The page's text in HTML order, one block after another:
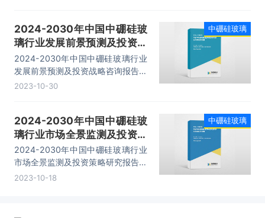
2024-2030年中国中硼硅玻
璃行业发展前景预测及投资战
略咨询报告
2024-2030年中国中硼硅玻璃行业
发展前景预测及投资战略咨询报告，
行业竞争策略建议、领先企业分析、
2023-10-30
中硼硅玻璃
2024-2030年中国中硼硅玻
璃行业市场全景监测及投资策
略研究报告
2024-2030年中国中硼硅玻璃行业
市场全景监测及投资策略研究报告，
主要包括行业竞争格局分析、重点企
2023-10-18
中硼硅玻璃